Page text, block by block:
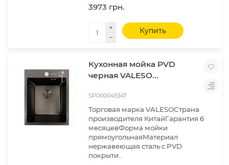
3973 грн.
Купить
Кухонная мойка PVD
черная VALESO...
SP000045347
Торговая марка VALESOСтрана
производителя КитайГарантия 6
месяцевФорма мойки
прямоугольнаяМатериал
нержавеющая сталь с PVD
покрыти..